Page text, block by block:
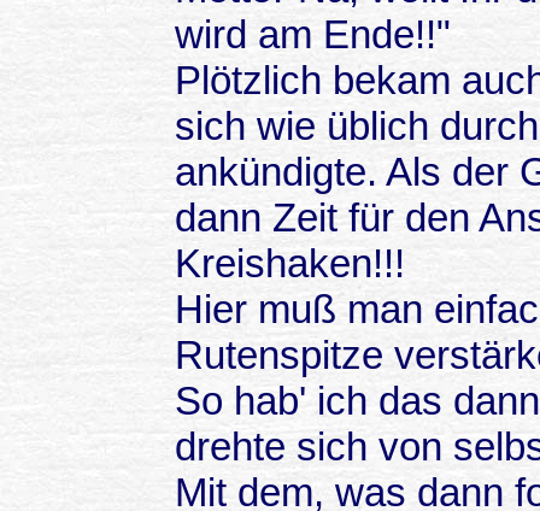
wird am Ende!!"
Plötzlich bekam
sich wie üblich
ankündigte. Als der
dann Zeit für den
Kreishaken!!!
Hier muß man
Rutenspitze
So hab' ich das
drehte sich von
Mit dem, was dann